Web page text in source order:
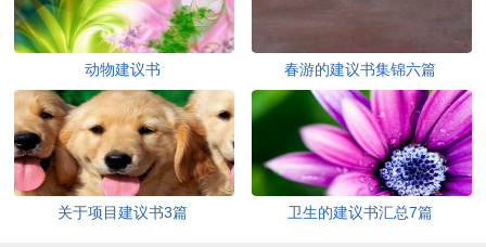
动物建议书 春游的建议书集锦六篇
关于项目建议书3篇 卫生的建议书汇总7篇